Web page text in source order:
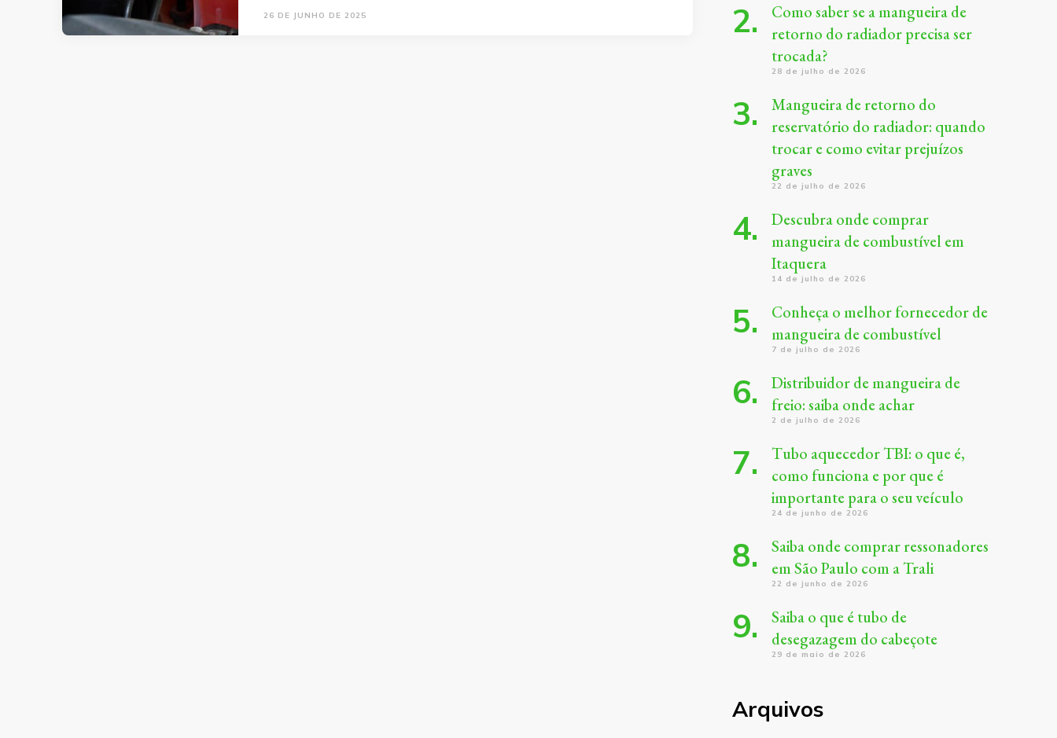
26 DE JUNHO DE 2025
Como saber se a mangueira de
retorno do radiador precisa ser
trocada?
28 de julho de 2026
Mangueira de retorno do
reservatório do radiador: quando
trocar e como evitar prejuízos
graves
22 de julho de 2026
Descubra onde comprar
mangueira de combustível em
Itaquera
14 de julho de 2026
Conheça o melhor fornecedor de
mangueira de combustível
7 de julho de 2026
Distribuidor de mangueira de
freio: saiba onde achar
2 de julho de 2026
Tubo aquecedor TBI: o que é,
como funciona e por que é
importante para o seu veículo
24 de junho de 2026
Saiba onde comprar ressonadores
em São Paulo com a Trali
22 de junho de 2026
Saiba o que é tubo de
desegazagem do cabeçote
29 de maio de 2026
Arquivos